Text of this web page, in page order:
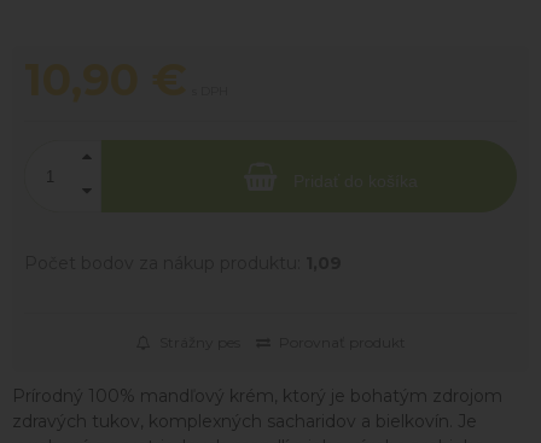
Prírodný 100% mandľový krém, ktorý je bohatým zdrojom
zdravých tukov, komplexných sacharidov a bielkovín. Je